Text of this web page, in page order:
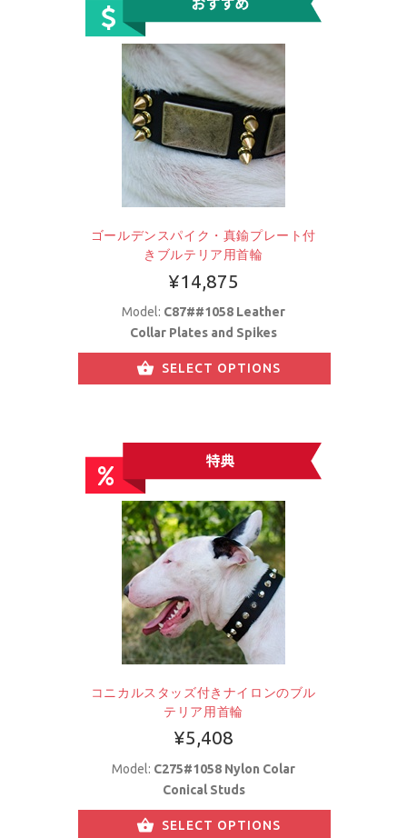
ゴールデンスパイク・真鍮プレート付
きブルテリア用首輪
¥14,875
Model: C87##1058 Leather
Collar Plates and Spikes
SELECT OPTIONS
コニカルスタッズ付きナイロンのブル
テリア用首輪
¥5,408
Model: C275#1058 Nylon Colar
Conical Studs
SELECT OPTIONS